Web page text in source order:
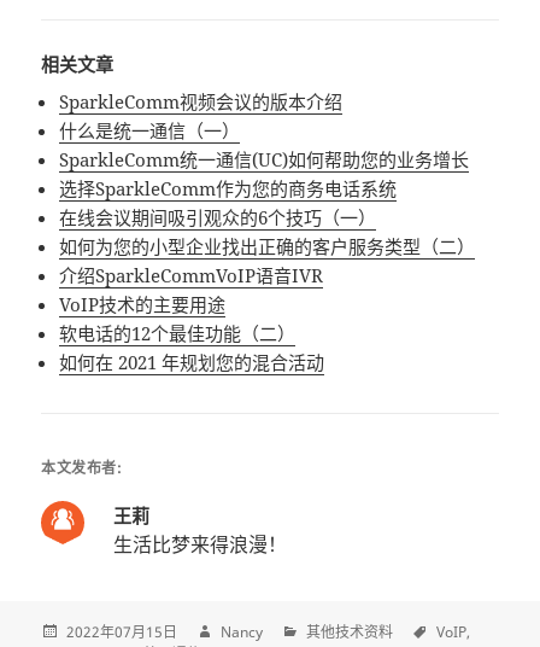
相关文章
SparkleComm视频会议的版本介绍
什么是统一通信（一）
SparkleComm统一通信(UC)如何帮助您的业务增长
选择SparkleComm作为您的商务电话系统
在线会议期间吸引观众的6个技巧（一）
如何为您的小型企业找出正确的客户服务类型（二）
介绍SparkleCommVoIP语音IVR
VoIP技术的主要用途
软电话的12个最佳功能（二）
如何在 2021 年规划您的混合活动
本文发布者:
王莉
生活比梦来得浪漫！
2022年07月15日 Nancy 其他技术资料
VoIP